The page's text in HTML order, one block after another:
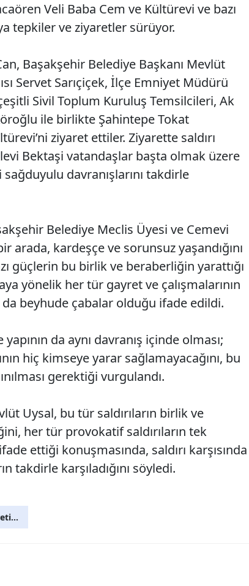
Veli Baba Cem ve Kültürevi ve bazı
tepkiler ve ziyaretler sürüyor.
Başakşehir Belediye Başkanı Mevlüt
Servet Sarıçiçek, İlçe Emniyet Müdürü
Sivil Toplum Kuruluş Temsilcileri, Ak
ile birlikte Şahintepe Tokat
ziyaret ettiler. Ziyarette saldırı
Bektaşi vatandaşlar başta olmak üzere
davranışlarını takdirle
Belediye Meclis Üyesi ve Cemevi
arada, kardeşçe ve sorunsuz yaşandığını
güçlerin bu birlik ve beraberliğin yarattığı
yönelik her tür gayret ve çalışmalarının
beyhude çabalar olduğu ifade edildi.
da aynı davranış içinde olması;
hiç kimseye yarar sağlamayacağını, bu
gerektiği vurgulandı.
Uysal, bu tür saldırıların birlik ve
her tür provokatif saldırıların tek
ettiği konuşmasında, saldırı karşısında
takdirle karşıladığını söyledi.